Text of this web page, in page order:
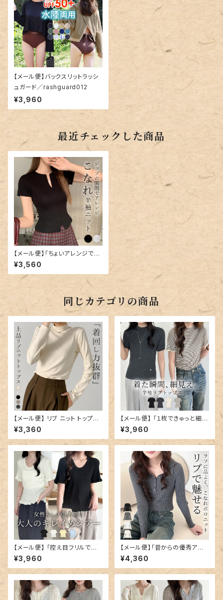
【メール便】バックスリットラッシ
ュガード／rashguard012
¥3,960
最近チェックした商品
【メール便】「ちょいアレンジでこ
なれ感+」ニット 半袖 レディース
トップス クロップド丈／tops22
06
¥3,560
同じカテゴリの商品
【メール便】 リブ ニット トップス
ハイネック 薄手 長袖 レディー
ス／tops2260
¥3,360
【メール便】 「１枚できゅっと細見
え」リブニット トップス レディー
ス 半袖／tops2370
¥3,960
【メール便】 「控え目フリルでキ
レイに」シアートップス リブニッ
ト レディース 半袖／tops237
6
¥3,960
【メール便】「昔からの優秀アイ
テム」ポロニット リブ レディース
長袖 トップス／tops2384
¥4,360